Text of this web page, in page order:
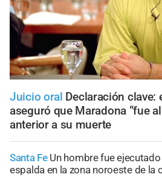
Juicio oral Declaración clave:
aseguró que Maradona “fue
anterior a su muerte
Santa Fe Un hombre fue
espalda en la zona noroeste de la